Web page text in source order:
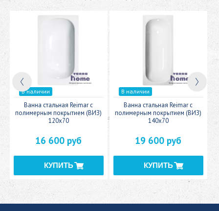
В наличии
Ванна стальная Reimar с
полимерным покрытием (ВИЗ)
120x70
16 600 руб
В наличии
Ванна стальная Reimar с
полимерным покрытием (ВИЗ)
140x70
19 600 руб